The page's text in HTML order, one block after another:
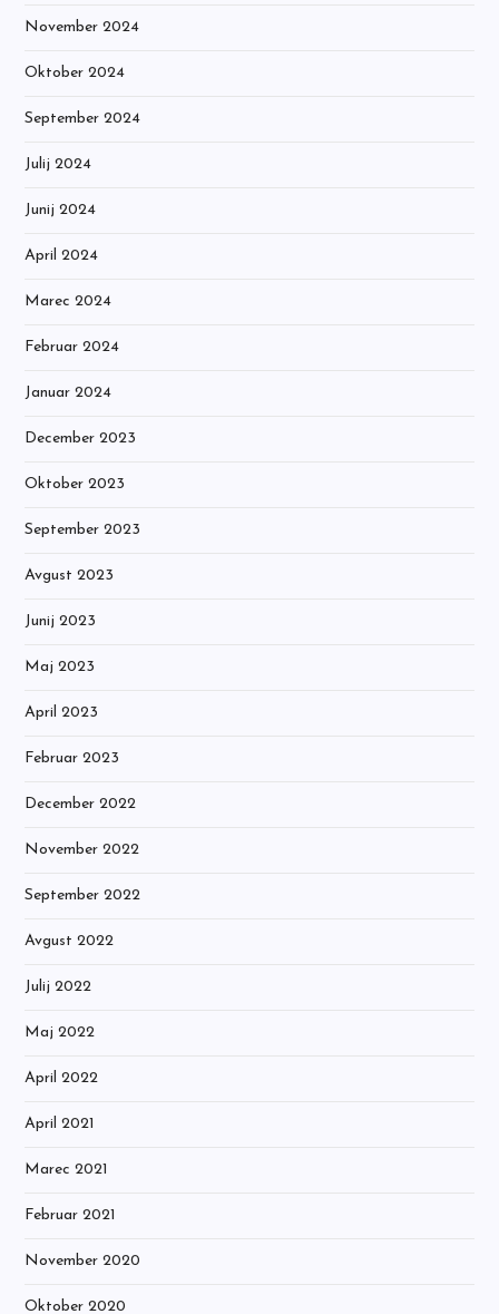
November 2024
Oktober 2024
September 2024
Julij 2024
Junij 2024
April 2024
Marec 2024
Februar 2024
Januar 2024
December 2023
Oktober 2023
September 2023
Avgust 2023
Junij 2023
Maj 2023
April 2023
Februar 2023
December 2022
November 2022
September 2022
Avgust 2022
Julij 2022
Maj 2022
April 2022
April 2021
Marec 2021
Februar 2021
November 2020
Oktober 2020